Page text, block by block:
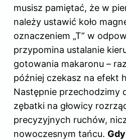
musisz pamiętać, że w
należy ustawić koło
oznaczeniem „T” w
przypomina ustalanie
gotowania makaronu –
później czekasz na efekt
Następnie przechodzimy
zębatki na głowicy
precyzyjnych ruchów,
nowoczesnym tańcu.